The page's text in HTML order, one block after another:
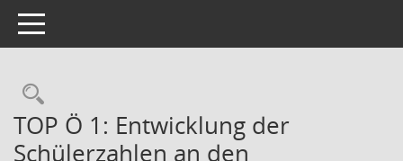
Toggle navigation
Rechercheauswahl
TOP Ö 1: Entwicklung der
Schülerzahlen an den